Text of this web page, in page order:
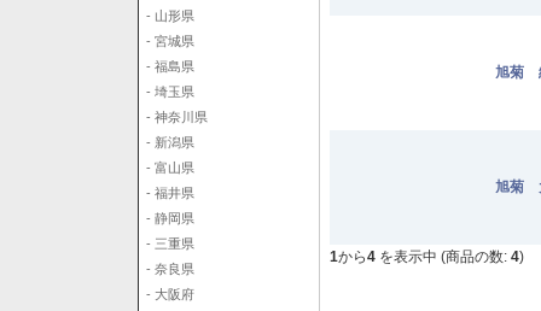
- 山形県
- 宮城県
- 福島県
- 埼玉県
- 神奈川県
- 新潟県
- 富山県
- 福井県
- 静岡県
- 三重県
- 奈良県
- 大阪府
旭菊
旭菊
1から4 を表示中 (商品の数: 4)